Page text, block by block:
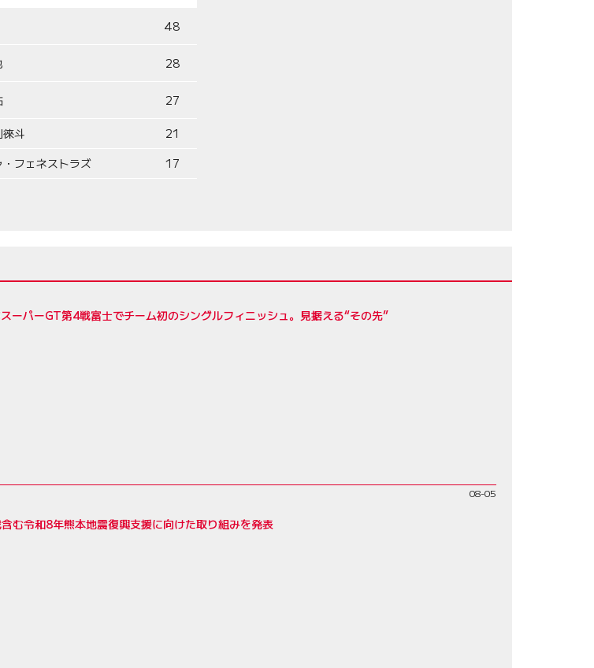
48
28
27
斗
21
フェネストラズ 17
ーパーGT第4戦富士でチーム初のシングルフィニッシュ。見据える“その先”
08-05
む令和8年熊本地震復興支援に向けた取り組みを発表